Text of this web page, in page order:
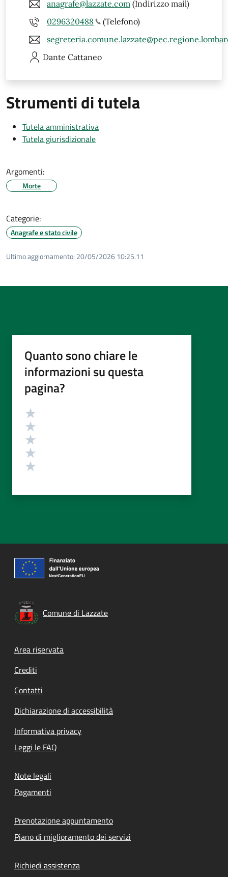
anagrafe@lazzate.com (Indirizzo mail)
0296320488
(Telefono)
Dante Cattaneo
Strumenti di tutela
Tutela amministrativa
Tutela giurisdizionale
Argomenti:
Morte
Categorie:
Anagrafe e stato civile
Ultimo aggiornamento: 20/05/2026 10:25.11
Quanto sono chiare le
informazioni su questa
pagina?
Valutazione
Comune di Lazzate
Footer menu
Area riservata
Crediti
Contatti
Dichiarazione di accessibilità
Informativa privacy
Leggi le FAQ
Note legali
Pagamenti
Prenotazione appuntamento
Piano di miglioramento dei servizi
Richiedi assistenza